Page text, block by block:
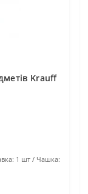
Krauff
1 шт
Чашка: